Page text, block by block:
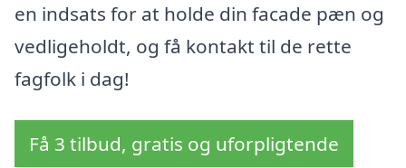
en indsats for at holde din facade pæn og
vedligeholdt, og få kontakt til de rette
fagfolk i dag!
Få 3 tilbud, gratis og uforpligtende